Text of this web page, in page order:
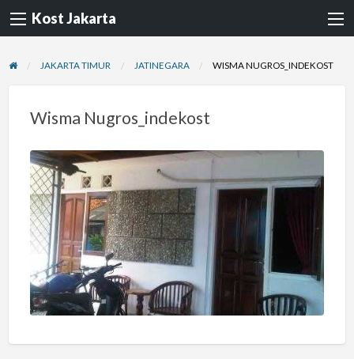
Kost Jakarta
JAKARTA TIMUR JATINEGARA WISMA NUGROS_INDEKOST
Wisma Nugros_indekost